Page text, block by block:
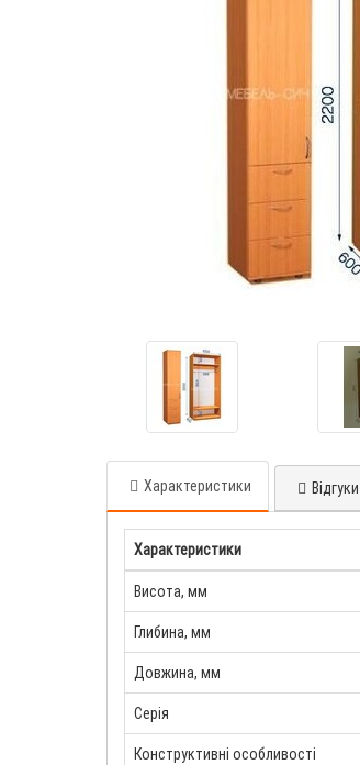
Характеристики
Характеристики
Висота, мм
Глибина, мм
Довжина, мм
Серія
Конструктивні особливості